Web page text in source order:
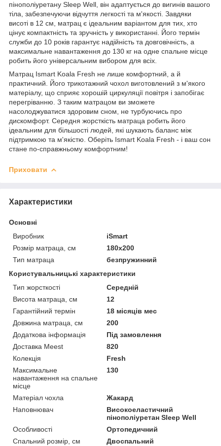
пінополіуретану Sleep Well, він адаптується до вигинів вашого
тіла, забезпечуючи відчуття легкості та м'якості. Завдяки
висоті в 12 см, матрац є ідеальним варіантом для тих, хто
цінує компактність та зручність у використанні. Його термін
служби до 10 років гарантує надійність та довговічність, а
максимальне навантаження до 130 кг на одне спальне місце
робить його універсальним вибором для всіх.
Матрац Ismart Koala Fresh не лише комфортний, а й
практичний. Його трикотажний чохол виготовлений з м'якого
матеріалу, що сприяє хорошій циркуляції повітря і запобігає
перегріванню. З таким матрацом ви зможете
насолоджуватися здоровим сном, не турбуючись про
дискомфорт. Середня жорсткість матраца робить його
ідеальним для більшості людей, які шукають баланс між
підтримкою та м'якістю. Оберіть Ismart Koala Fresh - і ваш сон
стане по-справжньому комфортним!
Приховати
Характеристики
Основні
Виробник
iSmart
Розмір матраца, см
180х200
Тип матраца
безпружинний
Користувальницькі характеристики
Тип жорсткості
Середній
Висота матраца, см
12
Гарантійний термін
18 місяців мес
Довжина матраца, см
200
Додаткова інформація
Під замовлення
Доставка Meest
820
Колекція
Fresh
Максимальне
навантаження на спальне
місце
130
Матеріал чохла
Жакард
Наповнювач
Високоеластичний
пінополіуретан Sleep Well
Особливості
Ортопедичний
Спальний розмір, см
Двоспальний